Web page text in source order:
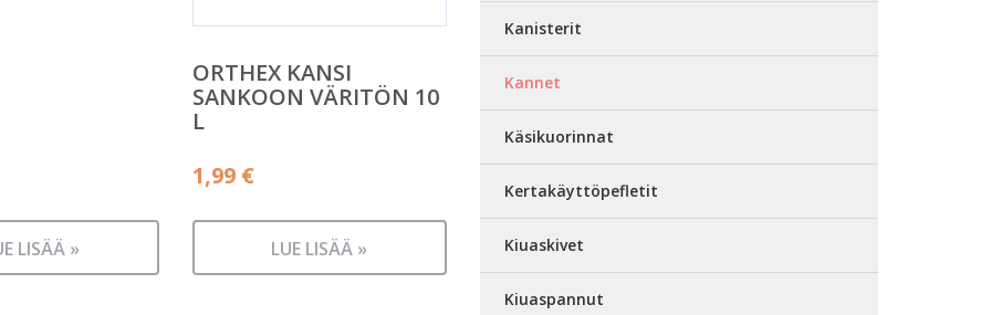
LISÄÄ »
ORTHEX KANSI
SANKOON VÄRITÖN 10
L
1,99 €
LUE LISÄÄ »
Kanisterit
Kannet
Käsikuorinnat
Kertakäyttöpefletit
Kiuaskivet
Kiuaspannut